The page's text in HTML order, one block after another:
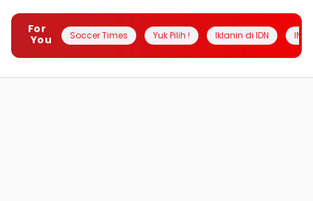
For
You
Soccer Times Yuk Pilih ! Iklanin di IDN